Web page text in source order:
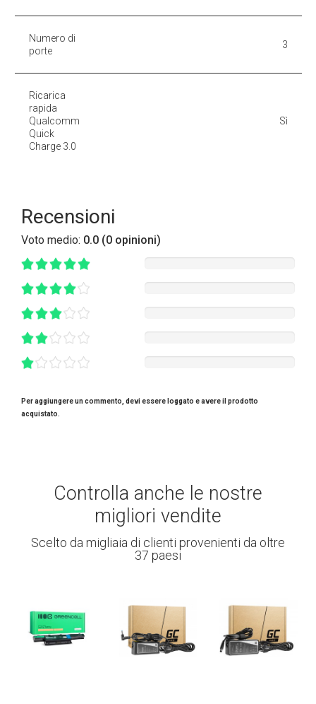
Numero di
porte
3
Ricarica
rapida
Qualcomm
Quick
Charge 3.0
Sì
Recensioni
Voto medio: 0.0 (0 opinioni)
Per aggiungere un commento, devi essere loggato e avere il prodotto
acquistato.
Controlla anche le nostre
migliori vendite
Scelto da migliaia di clienti provenienti da oltre
37 paesi